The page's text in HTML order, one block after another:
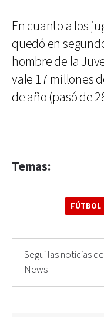
En cuanto a los
quedó en
hombre de la
vale 17 millones
de año (pasó de
Temas:
FÚTBOL
Seguí las noticias
News